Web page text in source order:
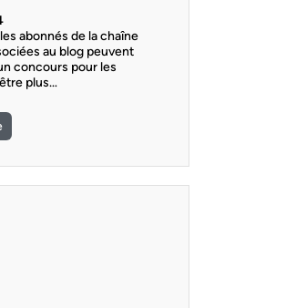
abonnés de la chaîne
au blog peuvent
concours pour les
plus…